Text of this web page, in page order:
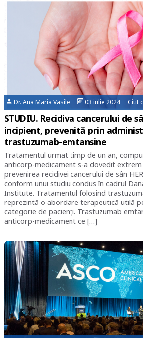
Dr. Ana Maria Vasile 03 iulie 2024 Citit
STUDIU. Recidiva cancerului de
incipient, prevenită prin
trastuzumab-emtansine
Tratamentul urmat timp de un an,
anticorp-medicament s-a dovedit extrem
prevenirea recidivei cancerului de sân
conform unui studiu condus în cadrul
Institute. Tratamentul folosind
reprezintă o abordare terapeutică utilă
categorie de pacienți. Trastuzumab
anticorp-medicament ce […]